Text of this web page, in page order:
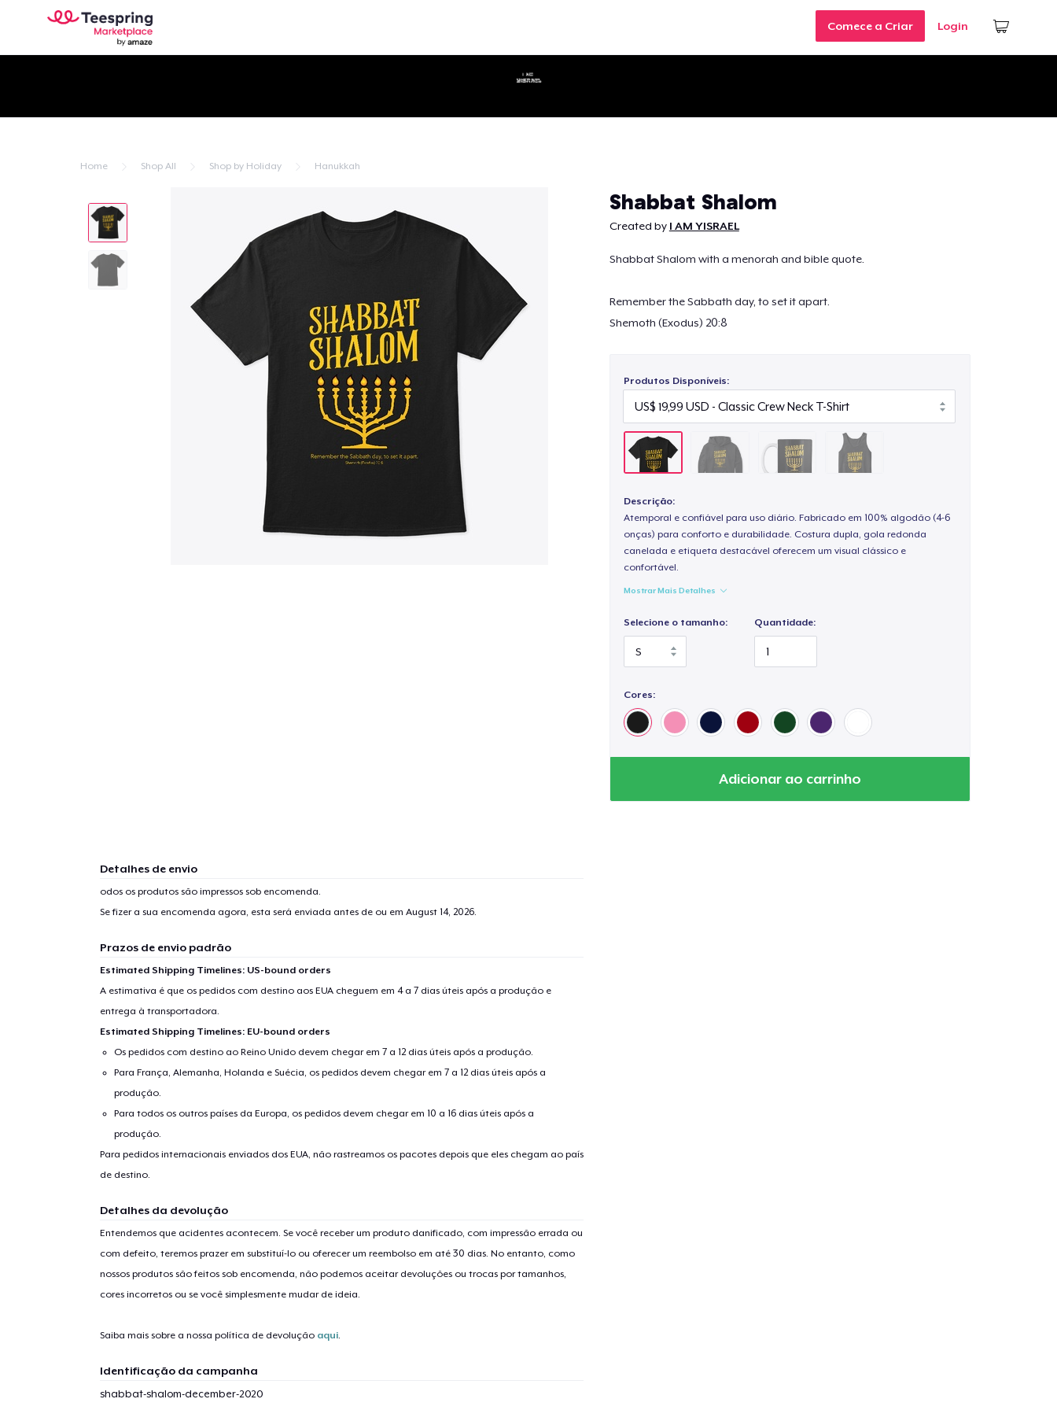
Comece a Criar Login
Home Shop All Shop by Holiday Hanukkah
Shabbat Shalom
Created by I AM YISRAEL
Shabbat Shalom with a menorah and bible quote.
Remember the Sabbath day, to set it apart.
Shemoth (Exodus) 20:8
Produtos Disponíveis:
Descrição:
Atemporal e confiável para uso diário. Fabricado em 100% algodão (4-6
onças) para conforto e durabilidade. Costura dupla, gola redonda
canelada e etiqueta destacável oferecem um visual clássico e
confortável.
Mostrar Mais Detalhes
Selecione o tamanho: Quantidade:
Cores:
Adicionar ao carrinho
Detalhes de envio
odos os produtos são impressos sob encomenda.
Se fizer a sua encomenda agora, esta será enviada antes de ou em August 14, 2026.
Prazos de envio padrão
Estimated Shipping Timelines: US-bound orders
A estimativa é que os pedidos com destino aos EUA cheguem em 4 a 7 dias úteis após a produção e
entrega à transportadora.
Estimated Shipping Timelines: EU-bound orders
Os pedidos com destino ao Reino Unido devem chegar em 7 a 12 dias úteis após a produção.
Para França, Alemanha, Holanda e Suécia, os pedidos devem chegar em 7 a 12 dias úteis após a
produção.
Para todos os outros países da Europa, os pedidos devem chegar em 10 a 16 dias úteis após a
produção.
Para pedidos internacionais enviados dos EUA, não rastreamos os pacotes depois que eles chegam ao país
de destino.
Detalhes da devolução
Entendemos que acidentes acontecem. Se você receber um produto danificado, com impressão errada ou
com defeito, teremos prazer em substituí-lo ou oferecer um reembolso em até 30 dias. No entanto, como
nossos produtos são feitos sob encomenda, não podemos aceitar devoluções ou trocas por tamanhos,
cores incorretos ou se você simplesmente mudar de ideia.
Saiba mais sobre a nossa política de devolução aqui.
Identificação da campanha
shabbat-shalom-december-2020